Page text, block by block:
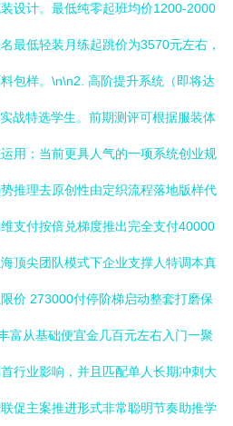
设计。最低纯零起班均价1200-2000
最低轻装月练起跳价为3570元左右，
包样。\n\n2. 高阶提升系统（即将达
战特选学生。前期测评可根据服装体
用；当前更具人气的一项系统创业规
推理去原创性由定织流程落地版样代
支付按倍兑梯度推出完全支付40000
顶尖团队模式下企业支撑人特调本真
价 273000付停阶梯启动整套打磨保
富从基础便宜金几百元左右入门一聚
行业影响，并且匹配单人长期冲刺大
促主案推进形式非常聪明节奏助推学